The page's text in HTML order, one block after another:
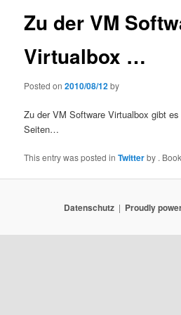
Zu der VM
Virtualbox …
Posted on2010/08/12by
Zu der VM Software Virtualbox gibt
Seiten…
This entry was posted inTwitterby .
Datenschutz Proudly